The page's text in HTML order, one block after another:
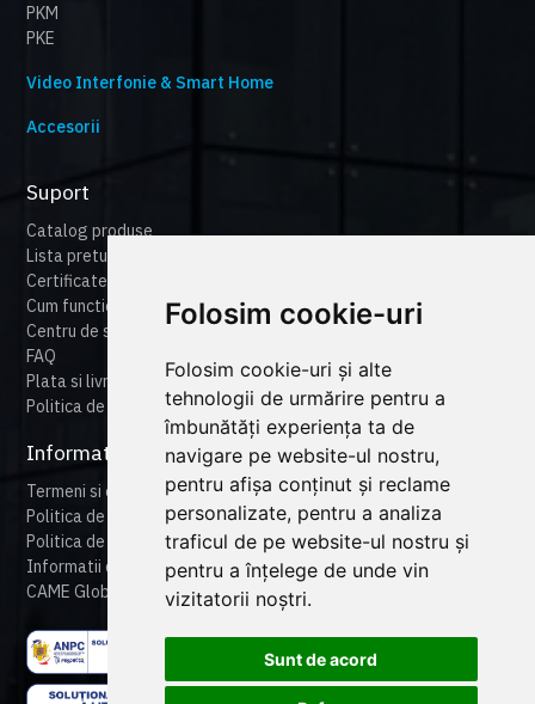
Folosim cookie-uri
Folosim cookie-uri și alte
tehnologii de urmărire pentru a
îmbunătăți experiența ta de
navigare pe website-ul nostru,
pentru afișa conținut și reclame
personalizate, pentru a analiza
traficul de pe website-ul nostru și
pentru a înțelege de unde vin
vizitatorii noștri.
Sunt de acord
PKM
PKE
Video Interfonie & Smart Home
Accesorii
Suport
Catalog produse
Lista preturi
Certificate
Cum functioneaza cameonline
Centru de suport
FAQ
Plata si livrare
Politica de retur
Informatii legale
Termeni si conditii
Politica de confidentialitate
Politica de cookies
Informatii despre produse
CAME Global